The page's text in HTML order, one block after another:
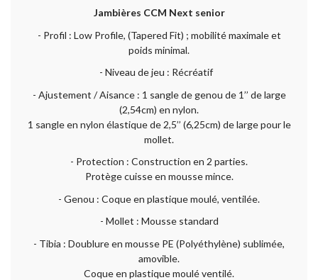
Jambières CCM Next senior
- Profil : Low Profile, (Tapered Fit) ; mobilité maximale et
poids minimal.
- Niveau de jeu : Récréatif
- Ajustement / Aisance : 1 sangle de genou de 1’’ de large
(2,54cm) en nylon.
1 sangle en nylon élastique de 2,5’’ (6,25cm) de large pour le
mollet.
- Protection : Construction en 2 parties.
Protège cuisse en mousse mince.
- Genou : Coque en plastique moulé, ventilée.
- Mollet : Mousse standard
- Tibia : Doublure en mousse PE (Polyéthylène) sublimée,
amovible.
Coque en plastique moulé ventilé.